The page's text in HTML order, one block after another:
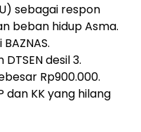
sebagai respon
beban hidup Asma.
desil 3.
Rp900.000.
dan KK yang hilang